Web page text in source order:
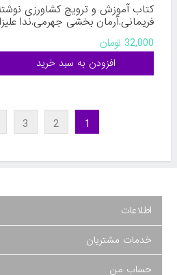
کتاب آموزش و ترویج کشاورزی
فریمانی.آرمان بخشی جهرمی.ندا
32,000 تومان
1
2
3
اطلاعات
خدمات مشتریان
حساب من